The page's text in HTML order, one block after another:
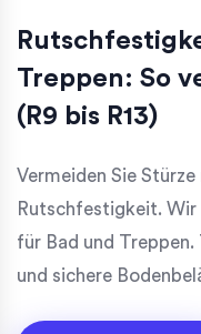
Treppen: So
(R9 bis R13)
Vermeiden Sie
Rutschfestigkeit. Wir
für Bad und
und sichere